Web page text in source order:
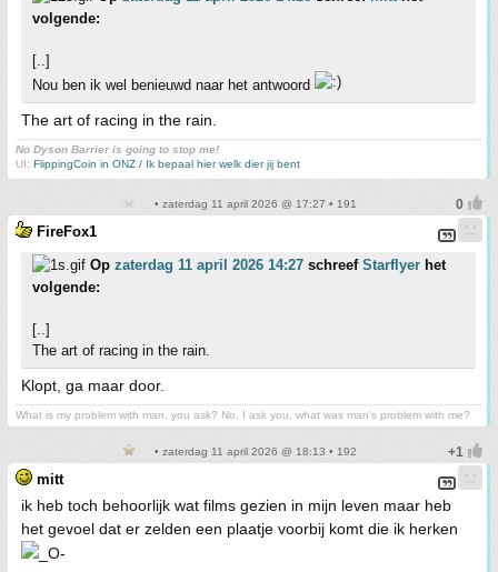
volgende:
[..]
Nou ben ik wel benieuwd naar het antwoord
The art of racing in the rain.
No Dyson Barrier is going to stop me!
UI: FlippingCoin in ONZ / Ik bepaal hier welk dier jij bent
• zaterdag 11 april 2026 @ 17:27 • 191
FireFox1
Op zaterdag 11 april 2026 14:27 schreef Starflyer het
volgende:
[..]
The art of racing in the rain.
Klopt, ga maar door.
What is my problem with man, you ask? No. I ask you, what was man's problem with me?
• zaterdag 11 april 2026 @ 18:13 • 192
mitt
ik heb toch behoorlijk wat films gezien in mijn leven maar heb
het gevoel dat er zelden een plaatje voorbij komt die ik herken